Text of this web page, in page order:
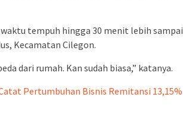
tempuh hingga 30 menit lebih sampai
Kecamatan Cilegon.
dari rumah. Kan sudah biasa,” katanya.
Pertumbuhan Bisnis Remitansi 13,15%